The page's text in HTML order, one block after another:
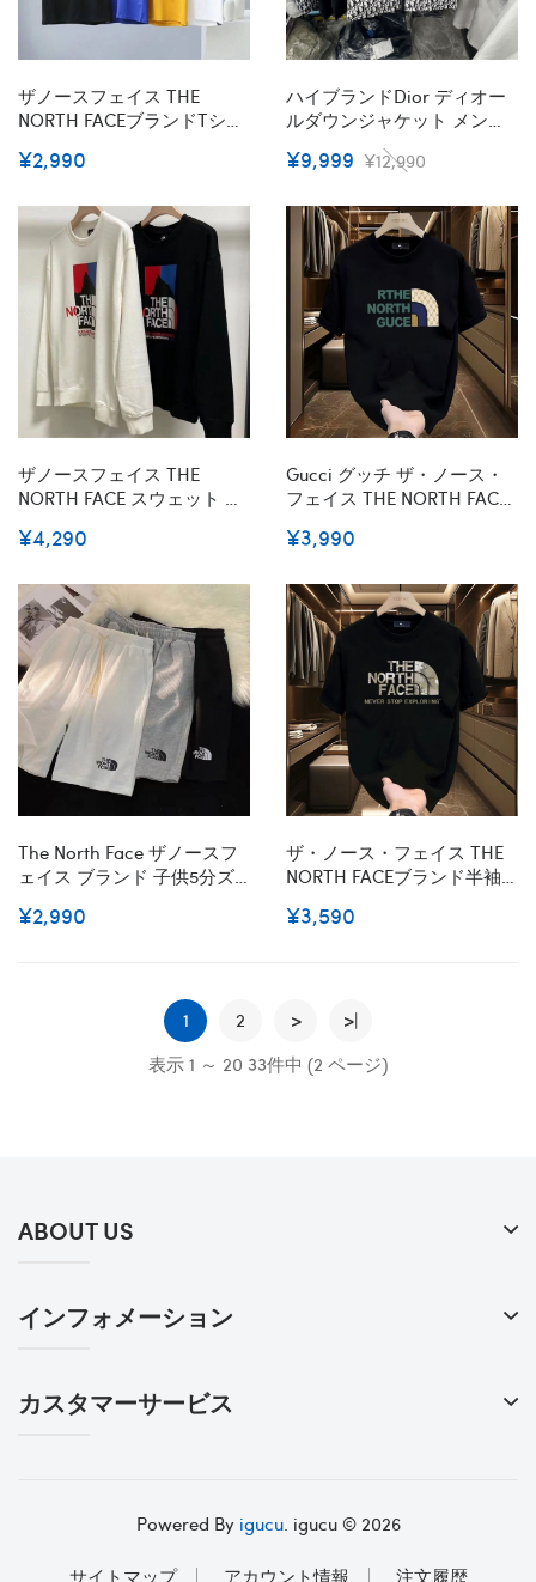
ザノースフェイス THE
NORTH FACEブランドtシャ
ンド半袖tシャツ男女兼用ブ
30代40代tシャツ 激安パロ
ディS - 5XL
¥2,990
ハイブランドDior ディオー
ルダウンジャケット メンズ
コート 冬服 中綿ジャケット
モコモコ 厚手 防風 防寒 暖
ンコート 男女兼用 アウター
通勤 登山 アウトドア L - 5
XL
¥9,999 ¥12,990
ザノースフェイス THE
NORTH FACE スウェット ハ
起毛 スウェット上着ゆった
メンズ 服 コピー
¥4,290
Gucci グッチ ザ・ノース・
フェイス THE NORTH FACE
コピーブランド半袖tシャツ
アル20代 30代40代tシャツ
激安パロディ
¥3,990
The North Face ザノースフ
ェイス ブランド 子供5分ズ
フ ショートパンツ シンプル
¥2,990
ザ・ノース・フェイス THE
NORTH FACEブランド半袖t
偽物レディースメンズブラ
¥3,590
1 2 >
>|
表示 1 ～ 20 33件中 (2 ページ)
ABOUT US
インフォメーション
カスタマーサービス
Powered By igucu. igucu © 2026
サイトマップ
アカウント情報 注文履歴